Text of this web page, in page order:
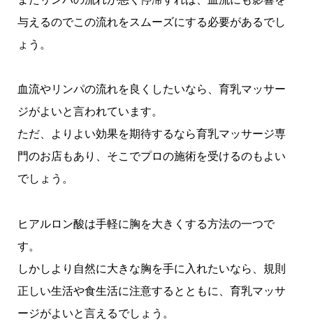
与えるのでこの流れをスムーズにする必要があるでし
ょう。
血流やリンパの流れを良くしたいなら、育乳マッサー
ジがよいと言われています。
ただ、よりよい効果を期待するなら育乳マッサージ専
門のお店もあり、そこでプロの施術を受けるのもよい
でしょう。
ヒアルロン酸は手軽に胸を大きくする方法の一つで
す。
しかしより自然に大きな胸を手に入れたいなら、規則
正しい生活や食生活に注意するとともに、育乳マッサ
ージがよいと言えるでしょう。